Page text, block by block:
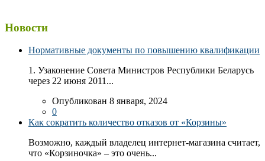
Новости
Нормативные документы по повышению квалификации
1. Узаконение Совета Министров Республики Беларусь
через 22 июня 2011...
Опубликован 8 января, 2024
0
Как сократить количество отказов от «Корзины»
Возможно, каждый владелец интернет-магазина считает,
что «Корзиночка» – это очень...